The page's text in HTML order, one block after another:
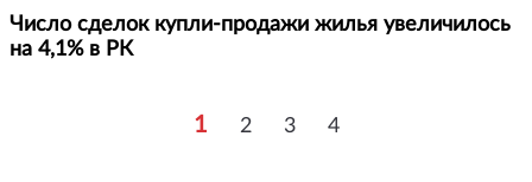
Число сделок купли-продажи жилья увеличилось
на 4,1% в РК
1 2 3 4